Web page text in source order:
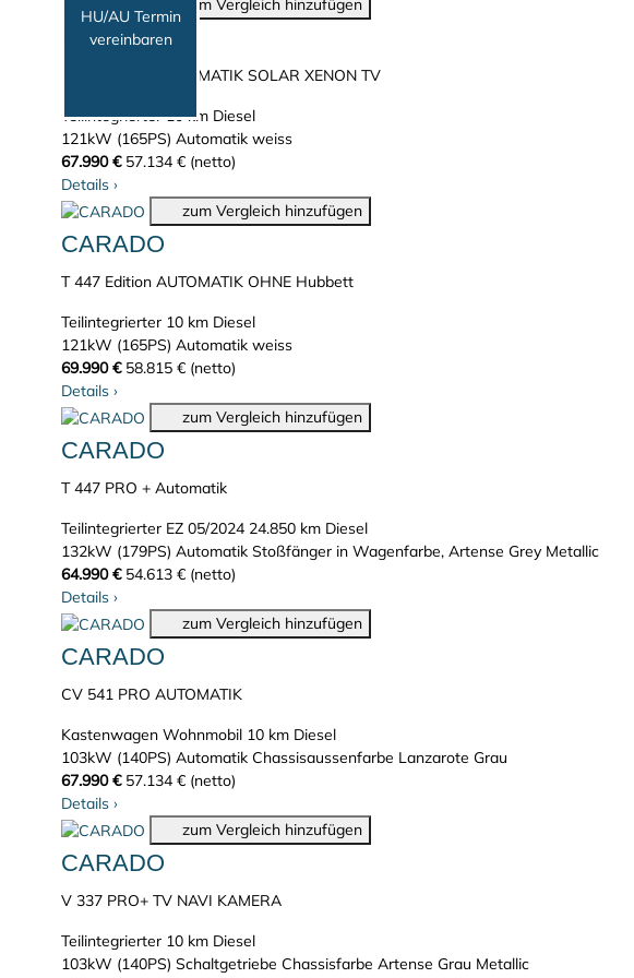
HU/AU Termin
vereinbaren
zum Vergleich hinzufügen
CARADO
T 338 Edition AUTOMATIK SOLAR XENON TV
Teilintegrierter 10 km Diesel
121kW (165PS) Automatik weiss
67.990 € 57.134 € (netto)
Details ›
zum Vergleich hinzufügen
CARADO
T 447 Edition AUTOMATIK OHNE Hubbett
Teilintegrierter 10 km Diesel
121kW (165PS) Automatik weiss
69.990 € 58.815 € (netto)
Details ›
zum Vergleich hinzufügen
CARADO
T 447 PRO + Automatik
Teilintegrierter EZ 05/2024 24.850 km Diesel
132kW (179PS) Automatik Stoßfänger in Wagenfarbe, Artense Grey Metallic
64.990 € 54.613 € (netto)
Details ›
zum Vergleich hinzufügen
CARADO
CV 541 PRO AUTOMATIK
Kastenwagen Wohnmobil 10 km Diesel
103kW (140PS) Automatik Chassisaussenfarbe Lanzarote Grau
67.990 € 57.134 € (netto)
Details ›
zum Vergleich hinzufügen
CARADO
V 337 PRO+ TV NAVI KAMERA
Teilintegrierter 10 km Diesel
103kW (140PS) Schaltgetriebe Chassisfarbe Artense Grau Metallic